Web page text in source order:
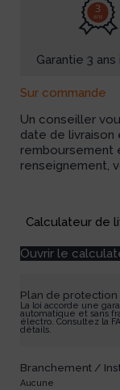
3
ans
Garantie 3
Sur commande
Un conseiller
date de livraison
remboursement
renseignement,
Calculateur de
Ouvrir le
Plan de protection
La loi accorde une
automatique et sans
électro. Consultez la
détails.
Branchement /
Aucune